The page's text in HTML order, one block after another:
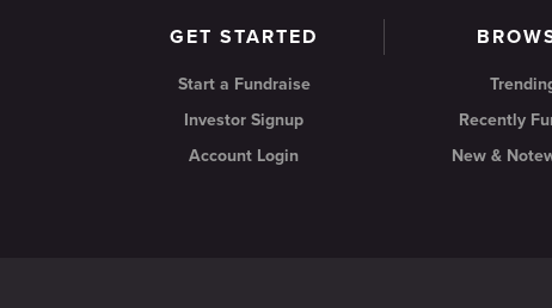
GET STARTED
Start a Fundraise
Investor Signup
Account Login
Recently
New &